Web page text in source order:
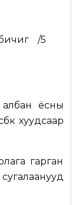
/5
ёсны
хуудсаар
гарган